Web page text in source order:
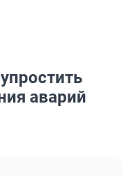
аварий